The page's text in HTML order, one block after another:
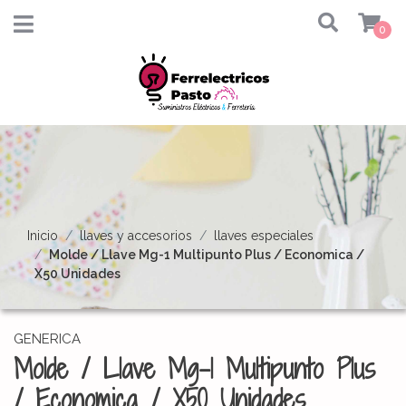
0
Inicio llaves y accesorios
llaves especiales
Molde / Llave Mg-1 Multipunto Plus / Economica /
X50 Unidades
GENERICA
Molde / Llave Mg-1 Multipunto Plus